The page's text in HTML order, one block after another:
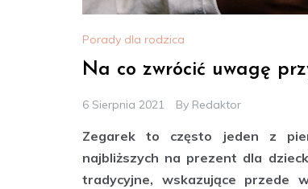
Porady dla rodzica
Na co zwrócić uwagę
6 Sierpnia 2021 By Redaktor
Zegarek to często jeden z
najbliższych na prezent dla
tradycyjne, wskazujące przede